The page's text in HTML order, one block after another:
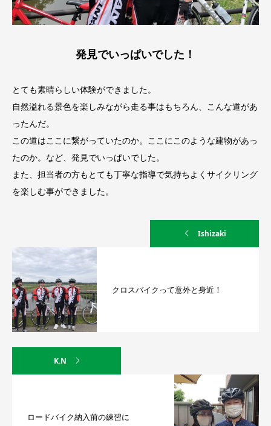
発見でいっぱいでした！
とても素晴らしい体験ができました。
自然溢れる景色を楽しみながら走る事はもちろん、こんな道があ
ったんだ。
この道はここに繋がっていたのか。ここにこのような建物があっ
たのか。など、発見でいっぱいでした。
また、担当者の方もとても丁寧な指導で気持ちよくサイクリング
を楽しむ事ができました。
Ishizaki
クロスバイクって意外と身近！
K.N
ロードバイク納入前の練習に